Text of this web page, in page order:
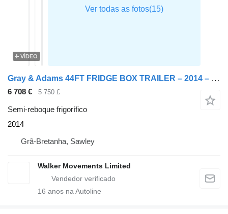
VÍDEO
Gray & Adams 44FT FRIDGE BOX TRAILER – 2014 – C365516*
6 708 € 5 750 £
Semi-reboque frigorífico
2014
Grã-Bretanha, Sawley
Walker Movements Limited
16 anos na Autoline